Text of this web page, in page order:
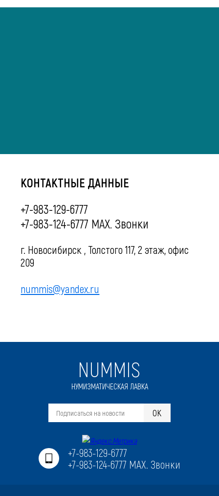
КОНТАКТНЫЕ ДАННЫЕ
+7-983-129-6777
+7-983-124-6777 MAX. Звонки
г. Новосибирск , Толстого 117, 2 этаж, офис
209
nummis@yandex.ru
NUMMIS
НУМИЗМАТИЧЕСКАЯ ЛАВКА
OK
+7-983-129-6777
+7-983-124-6777 MAX. Звонки